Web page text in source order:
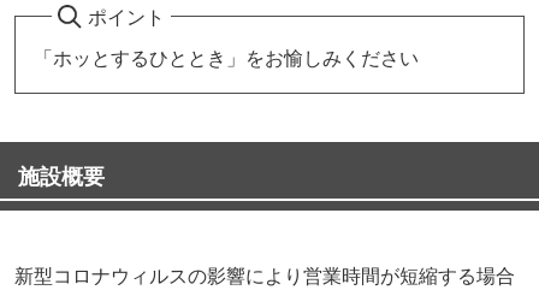
ポイント
「ホッとするひととき」をお愉しみください
施設概要
新型コロナウィルスの影響により営業時間が短縮する場合